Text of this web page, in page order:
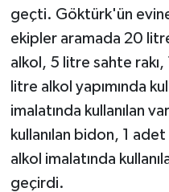
geçti. Göktürk'ün
ekipler aramada 20
alkol, 5 litre sahte
litre alkol yapımında
imalatında kullanılan
kullanılan bidon, 1
alkol imalatında
geçirdi.